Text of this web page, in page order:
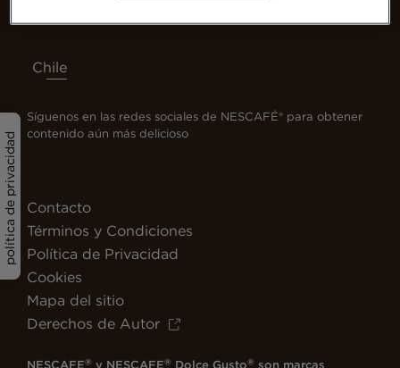
política de privacidad
Chile
Síguenos en las redes sociales de NESCAFÉ® para obtener
contenido aún más delicioso
Contacto
Términos y Condiciones
Política de Privacidad
Cookies
Mapa del sitio
Derechos de Autor